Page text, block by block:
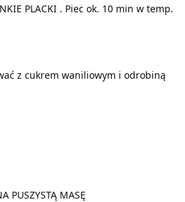
PLACKI . Piec ok. 10 min w temp.
z cukrem waniliowym i odrobiną
PUSZYSTĄ MASĘ